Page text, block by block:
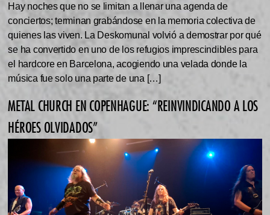
Hay noches que no se limitan a llenar una agenda de
conciertos; terminan grabándose en la memoria colectiva de
quienes las viven. La Deskomunal volvió a demostrar por qué
se ha convertido en uno de los refugios imprescindibles para
el hardcore en Barcelona, acogiendo una velada donde la
música fue solo una parte de una […]
METAL CHURCH EN COPENHAGUE: “REINVINDICANDO A LOS
HÉROES OLVIDADOS”